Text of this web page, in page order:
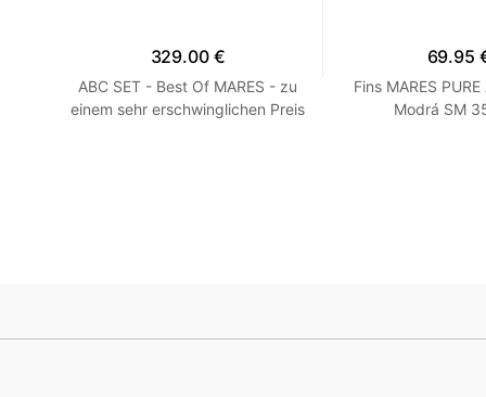
329.00 €
ABC SET - Best Of MARES - zu
einem sehr erschwinglichen Preis
69.95
Fins MARES
Modrá SM